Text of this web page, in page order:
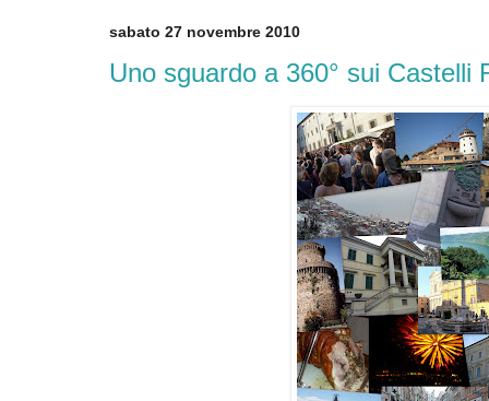
sabato 27 novembre 2010
Uno sguardo a 360° sui Castelli